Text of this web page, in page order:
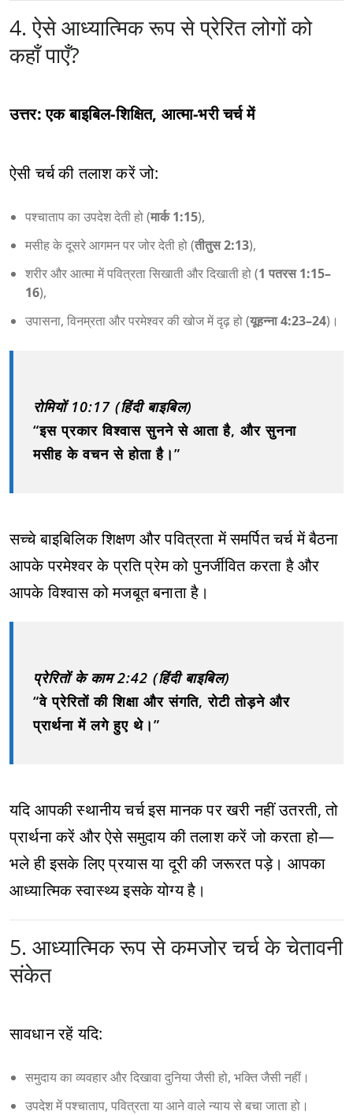
4. ऐसे आध्यात्मिक रूप से प्रेरित लोगों को
कहाँ पाएँ?
उत्तर: एक बाइबिल-शिक्षित, आत्मा-भरी चर्च में
ऐसी चर्च की तलाश करें जो:
पश्चाताप का उपदेश देती हो (मार्क 1:15),
मसीह के दूसरे आगमन पर जोर देती हो (तीतुस 2:13),
शरीर और आत्मा में पवित्रता सिखाती और दिखाती हो (1 पतरस 1:15–
16),
उपासना, विनम्रता और परमेश्वर की खोज में दृढ़ हो (यूहन्ना 4:23–24)।
रोमियों 10:17 (हिंदी बाइबिल)
“इस प्रकार विश्वास सुनने से आता है, और सुनना
मसीह के वचन से होता है।”
सच्चे बाइबिलिक शिक्षण और पवित्रता में समर्पित चर्च में बैठना
आपके परमेश्वर के प्रति प्रेम को पुनर्जीवित करता है और
आपके विश्वास को मजबूत बनाता है।
प्रेरितों के काम 2:42 (हिंदी बाइबिल)
“वे प्रेरितों की शिक्षा और संगति, रोटी तोड़ने और
प्रार्थना में लगे हुए थे।”
यदि आपकी स्थानीय चर्च इस मानक पर खरी नहीं उतरती, तो
प्रार्थना करें और ऐसे समुदाय की तलाश करें जो करता हो—
भले ही इसके लिए प्रयास या दूरी की जरूरत पड़े। आपका
आध्यात्मिक स्वास्थ्य इसके योग्य है।
5. आध्यात्मिक रूप से कमजोर चर्च के चेतावनी
संकेत
सावधान रहें यदि:
समुदाय का व्यवहार और दिखावा दुनिया जैसी हो, भक्ति जैसी नहीं।
उपदेश में पश्चाताप, पवित्रता या आने वाले न्याय से बचा जाता हो।